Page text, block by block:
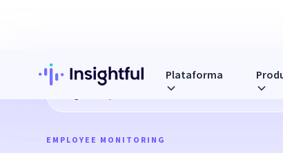
Plataforma
Comprender las herramientas de monitoreo
EMPLOYEE MONITORING